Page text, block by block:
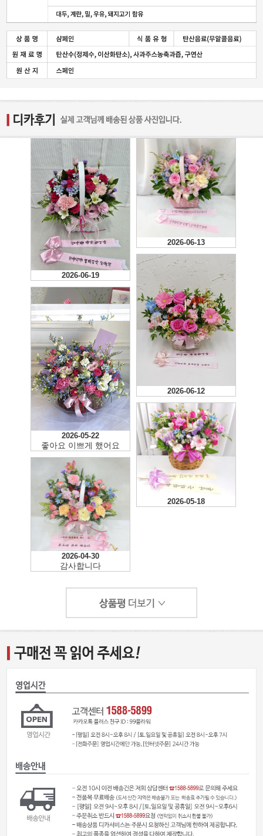
2026-06-19
2026-06-13
2026-06-12
2026-06-12
2026-06-12
2026-05-22
좋아요 이쁘게 했어요
2026-05-18
2026-04-30
감사합니다